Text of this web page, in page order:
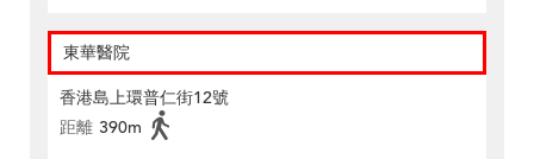
東華醫院
香港島上環普仁街12號
距離 390m